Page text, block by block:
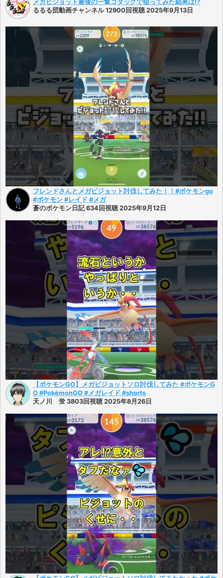
メガピジョット最後の一撃コダックで狙ってみた結果は⁉️
るるる団動画チャンネル 12900回視聴 2025年9月13日
フレンドさんとメガピジョット討伐してみた！！#ポケモンgo
#ポケモン #レイド #メガ
蒼のポケモン日記 634回視聴 2025年9月12日
【ポケモンGO】メガピジョットソロ討伐してみた #ポケモンG
O #PokémonGO #メガレイド #shorts
天ノ川 蛍 3803回視聴 2025年8月26日